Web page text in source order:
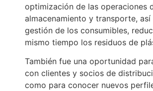
optimización de las operaciones
almacenamiento y transporte, así
gestión de los consumibles,
mismo tiempo los residuos de
También fue una oportunidad
con clientes y socios de
como para conocer nuevos